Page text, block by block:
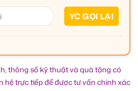
thông số kỹ thuật và quà tặng có
hệ trực tiếp để được tư vấn chính xác